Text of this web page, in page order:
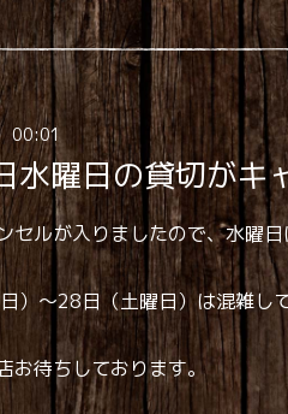
00:01
水曜日の貸切がキ
セルが入りましたので、水曜
）～28日（土曜日）は混雑し
お待ちしております。